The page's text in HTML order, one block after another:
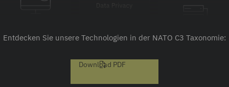
Entdecken Sie unsere Technologien in der NATO C3 Taxonomie:
Download PDF